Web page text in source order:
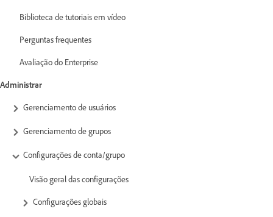
Biblioteca de tutoriais em vídeo
Perguntas frequentes
Avaliação do Enterprise
Administrar
Gerenciamento de usuários
Gerenciamento de grupos
Configurações de conta/grupo
Visão geral das configurações
Configurações globais